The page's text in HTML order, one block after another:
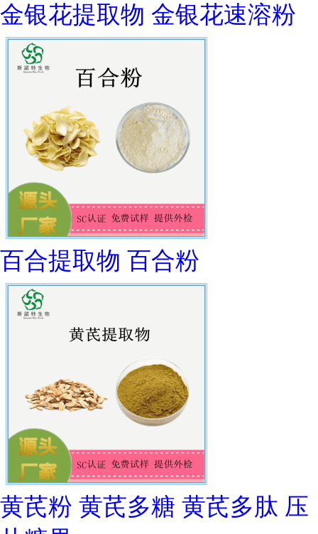
金银花提取物 金银花速溶粉
百合提取物 百合粉
黄芪粉 黄芪多糖 黄芪多肽 压